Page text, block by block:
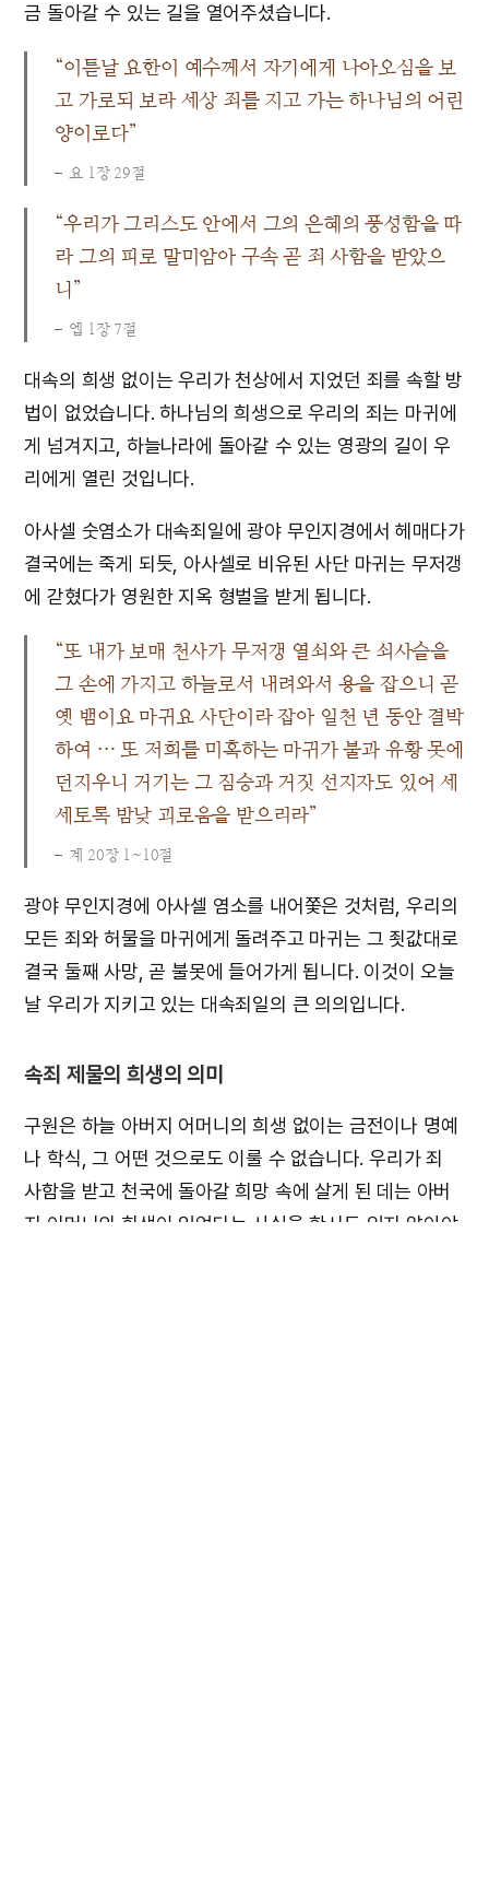
금 돌아갈 수 있는 길을 열어주셨습니다.
“이튿날 요한이 예수께서 자기에게 나아오심을 보
고 가로되 보라 세상 죄를 지고 가는 하나님의 어린
양이로다”
요 1장 29절
“우리가 그리스도 안에서 그의 은혜의 풍성함을 따
라 그의 피로 말미암아 구속 곧 죄 사함을 받았으
니”
엡 1장 7절
대속의 희생 없이는 우리가 천상에서 지었던 죄를 속할 방
법이 없었습니다. 하나님의 희생으로 우리의 죄는 마귀에
게 넘겨지고, 하늘나라에 돌아갈 수 있는 영광의 길이 우
리에게 열린 것입니다.
아사셀 숫염소가 대속죄일에 광야 무인지경에서 헤매다가
결국에는 죽게 되듯, 아사셀로 비유된 사단 마귀는 무저갱
에 갇혔다가 영원한 지옥 형벌을 받게 됩니다.
“또 내가 보매 천사가 무저갱 열쇠와 큰 쇠사슬을
그 손에 가지고 하늘로서 내려와서 용을 잡으니 곧
옛 뱀이요 마귀요 사단이라 잡아 일천 년 동안 결박
하여 … 또 저희를 미혹하는 마귀가 불과 유황 못에
던지우니 거기는 그 짐승과 거짓 선지자도 있어 세
세토록 밤낮 괴로움을 받으리라”
계 20장 1~10절
광야 무인지경에 아사셀 염소를 내어쫓은 것처럼, 우리의
모든 죄와 허물을 마귀에게 돌려주고 마귀는 그 죗값대로
결국 둘째 사망, 곧 불못에 들어가게 됩니다. 이것이 오늘
날 우리가 지키고 있는 대속죄일의 큰 의의입니다.
속죄 제물의 희생의 의미
구원은 하늘 아버지 어머니의 희생 없이는 금전이나 명예
나 학식, 그 어떤 것으로도 이룰 수 없습니다. 우리가 죄
사함을 받고 천국에 돌아갈 희망 속에 살게 된 데는 아버
지 어머니의 희생이 있었다는 사실을 한시도 잊지 않아야